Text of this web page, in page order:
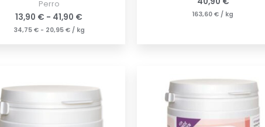
Perro
13,90 € - 41,90 €
34,75 €- 20,95 €/ kg
163,60€ / kg